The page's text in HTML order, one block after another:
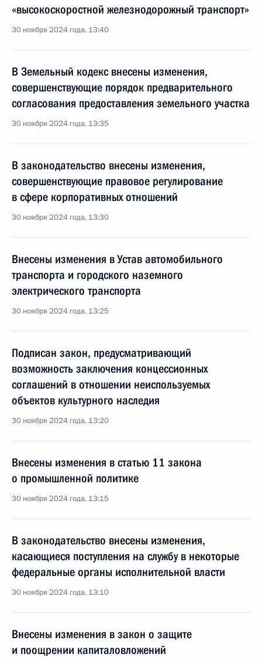
«высокоскоростной железнодорожный транспорт»
30 ноября 2024 года, 13:40
В Земельный кодекс внесены изменения,
совершенствующие порядок предварительного
согласования предоставления земельного участка
30 ноября 2024 года, 13:35
В законодательство внесены изменения,
совершенствующие правовое регулирование
в сфере корпоративных отношений
30 ноября 2024 года, 13:30
Внесены изменения в Устав автомобильного
транспорта и городского наземного
электрического транспорта
30 ноября 2024 года, 13:25
Подписан закон, предусматривающий
возможность заключения концессионных
соглашений в отношении неиспользуемых
объектов культурного наследия
30 ноября 2024 года, 13:20
Внесены изменения в статью 11 закона
о промышленной политике
30 ноября 2024 года, 13:15
В законодательство внесены изменения,
касающиеся поступления на службу в некоторые
федеральные органы исполнительной власти
30 ноября 2024 года, 13:10
Внесены изменения в закон о защите
и поощрении капиталовложений